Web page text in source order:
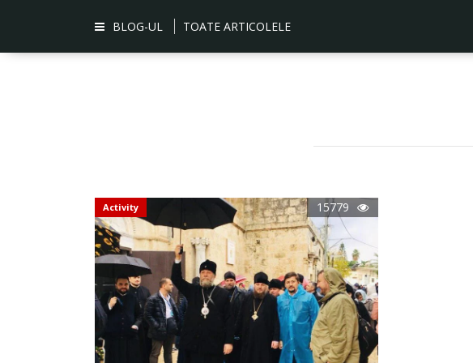
BLOG-UL TOATE ARTICOLELE
Activity 15779